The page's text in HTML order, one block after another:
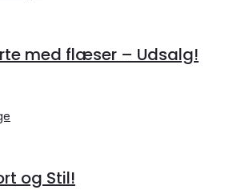
med flæser – Udsalg!
og Stil!